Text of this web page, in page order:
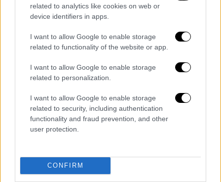
related to analytics like cookies on web or
device identifiers in apps.
I want to allow Google to enable storage
related to functionality of the website or app.
I want to allow Google to enable storage
related to personalization.
I want to allow Google to enable storage
related to security, including authentication
functionality and fraud prevention, and other
user protection.
CONFIRM
Τεχνολογία |12.11.2019 17:48
Ήρθε το Disney+: Ξεκινά η μάχη με
Netflix και Apple TV
Ο μεγάλος αντίπαλος στις πλατφόρμες της
συνδρομητικής τηλεόρασης είναι εδώ -